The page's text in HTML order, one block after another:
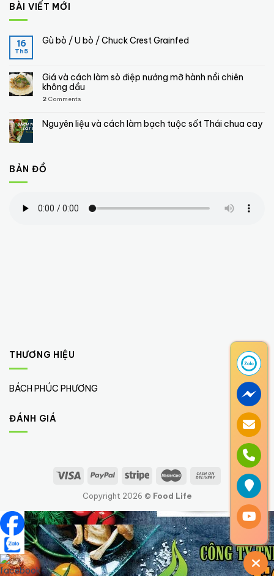
BÀI VIẾT MỚI
16
Th5
Gù bò / U bò / Chuck Crest Grainfed
Giá và cách làm sò điệp nướng mỡ hành nồi chiên
không dầu
2 Comments
Nguyên liệu và cách làm bạch tuộc sốt Thái chua cay
BẢN ĐỒ
THƯƠNG HIỆU
BÁCH PHÚC PHƯƠNG (1)
ĐÁNH GIÁ
Copyright 2026 © Food Life